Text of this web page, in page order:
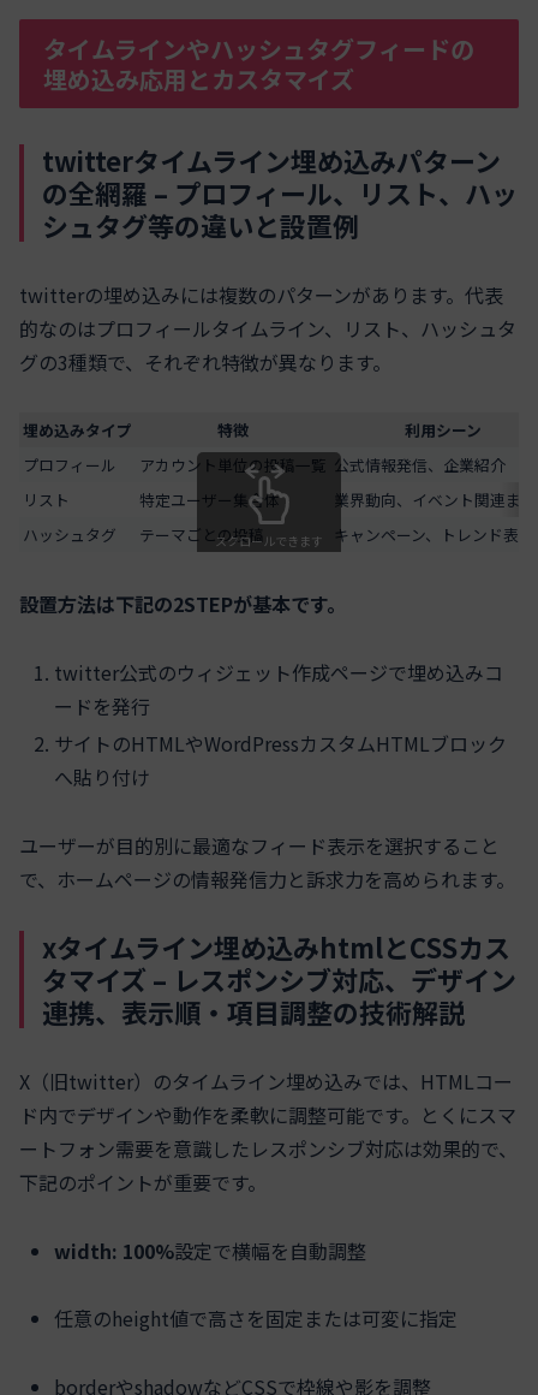
タイムラインやハッシュタグフィードの
埋め込み応用とカスタマイズ
twitterタイムライン埋め込みパターン
の全網羅 – プロフィール、リスト、ハッ
シュタグ等の違いと設置例
twitterの埋め込みには複数のパターンがあります。代表
的なのはプロフィールタイムライン、リスト、ハッシュタ
グの3種類で、それぞれ特徴が異なります。
埋め込みタイプ 特徴
利用シーン
プロフィール
アカウント単位の投稿一覧 公式情報発信、企業紹介
リスト
特定ユーザー集合体
業界動向、イベント関連ま
ハッシュタグ
テーマごとの投稿 キャンペーン、トレンド表示
スクロールできます
設置方法は下記の2STEPが基本です。
twitter公式のウィジェット作成ページで埋め込みコ
ードを発行
サイトのHTMLやWordPressカスタムHTMLブロック
へ貼り付け
ユーザーが目的別に最適なフィード表示を選択すること
で、ホームページの情報発信力と訴求力を高められます。
xタイムライン埋め込みhtmlとCSSカス
タマイズ – レスポンシブ対応、デザイン
連携、表示順・項目調整の技術解説
X（旧twitter）のタイムライン埋め込みでは、HTMLコー
ド内でデザインや動作を柔軟に調整可能です。とくにスマ
ートフォン需要を意識したレスポンシブ対応は効果的で、
下記のポイントが重要です。
width: 100%設定で横幅を自動調整
任意のheight値で高さを固定または可変に指定
borderやshadowなどCSSで枠線や影を調整